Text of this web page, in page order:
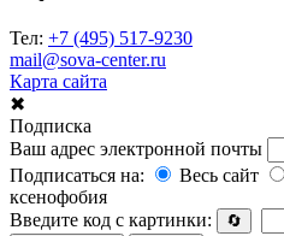
Тел: +7 (495) 517-9230
mail@sova-center.ru
Карта сайта
✖
Подписка
Ваш адрес электронной почты
Подписаться на:
Весь сайт
ксенофобия
Введите код с картинки:
🔄